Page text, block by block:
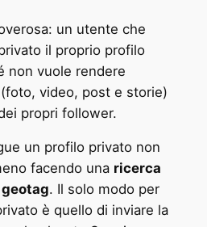
un utente che
il proprio profilo
non vuole rendere
video, post e storie)
propri follower.
un profilo privato non
facendo una ricerca
. Il solo modo per
è quello di inviare la